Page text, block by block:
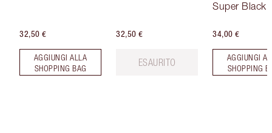
32,50 €
AGGIUNGI ALLA
SHOPPING BAG
32,50 €
ESAURITO
Super Black
34,00 €
AGGIUNGI
SHOPPING